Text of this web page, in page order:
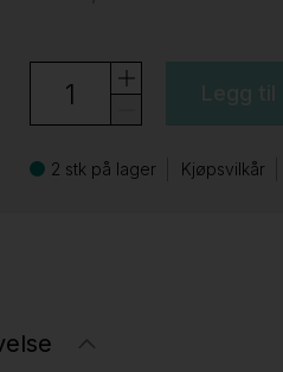
Legg til
2 stk på lager Kjøpsvilkår